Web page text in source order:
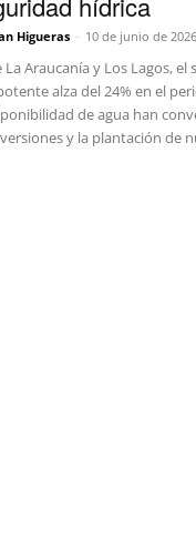
Higueras - 10 de junio de 2026
La Araucanía y Los Lagos,
alza del 24% en el
de agua han
y la plantación de